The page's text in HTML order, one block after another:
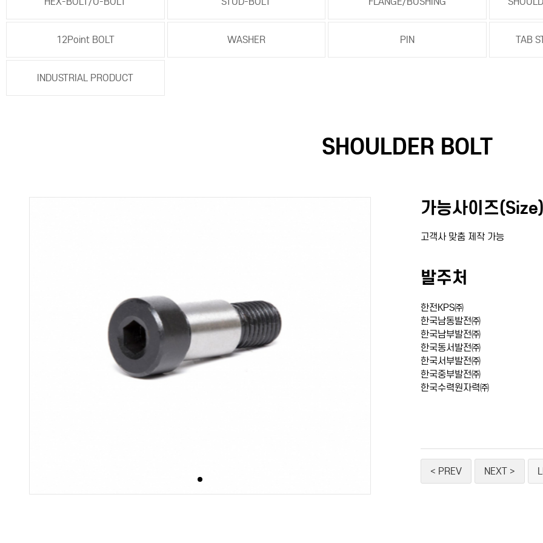
12Point BOLT WASHER PIN TAB
INDUSTRIAL PRODUCT
SHOULDER BOLT
가능사이즈
고객사 맞춤 제작 가능
발주처
한전KPS㈜
한국남동발전㈜
한국남부발전㈜
한국동서발전㈜
한국서부발전㈜
한국중부발전㈜
한국수력원자력㈜
< PREV NEXT >